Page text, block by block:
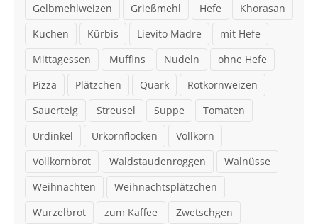
Gelbmehlweizen
Grießmehl Hefe
Khorasan
Kuchen
Kürbis Lievito Madre
mit Hefe
Mittagessen
Muffins Nudeln
ohne Hefe
Pizza
Plätzchen Quark
Rotkornweizen
Sauerteig
Streusel Suppe
Tomaten
Urdinkel
Urkornflocken
Vollkorn
Vollkornbrot
Waldstaudenroggen
Walnüsse
Weihnachten
Weihnachtsplätzchen
Wurzelbrot
zum Kaffee Zwetschgen